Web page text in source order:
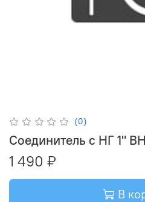
(0)
Соединитель с НГ 1"
1 490 ₽
В